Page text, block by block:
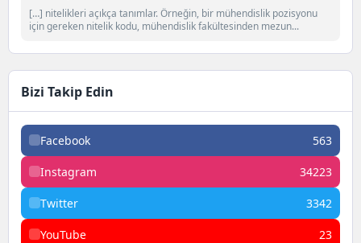
[…] nitelikleri açıkça tanımlar. Örneğin, bir mühendislik pozisyonu
için gereken nitelik kodu, mühendislik fakültesinden mezun...
Bizi Takip Edin
Facebook 563
Instagram 34223
Twitter 3342
YouTube 23